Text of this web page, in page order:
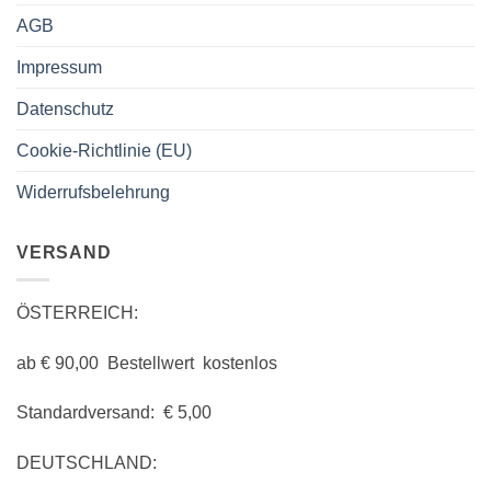
AGB
Impressum
Datenschutz
Cookie-Richtlinie (EU)
Widerrufsbelehrung
VERSAND
ÖSTERREICH:
ab € 90,00 Bestellwert kostenlos
Standardversand: € 5,00
DEUTSCHLAND: